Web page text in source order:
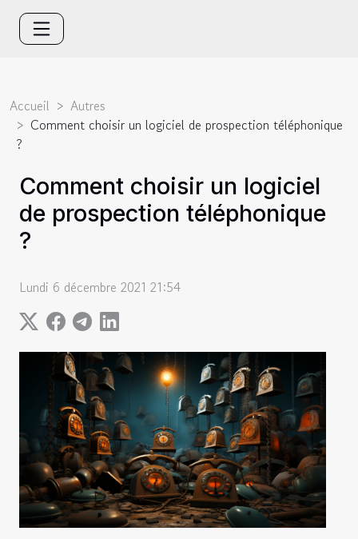
Accueil
Autres
Comment choisir un logiciel de prospection téléphonique
?
Comment choisir un logiciel
de prospection téléphonique
?
Lundi 6 décembre 2021 21:54